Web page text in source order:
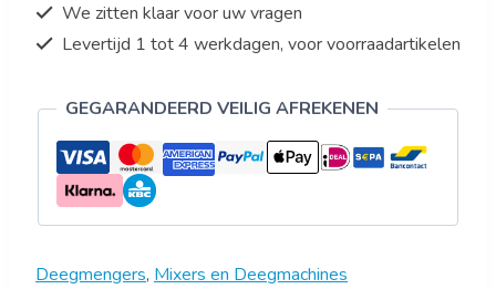
We zitten klaar voor uw vragen
Levertijd 1 tot 4 werkdagen, voor voorraadartikelen
GEGARANDEERD VEILIG AFREKENEN
Deegmengers, Mixers en Deegmachines